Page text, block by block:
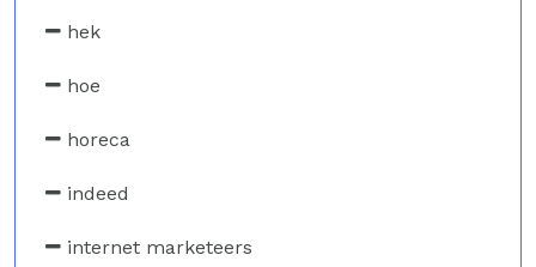
hek
hoe
horeca
indeed
internet marketeers